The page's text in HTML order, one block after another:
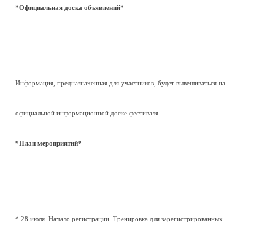
*Официальная доска объявлений*
Информация, предназначенная для участников, будет вывешиваться на
официальной информационной доске фестиваля.
*План мероприятий*
* 28 июля. Начало регистрации. Тренировка для зарегистрированных